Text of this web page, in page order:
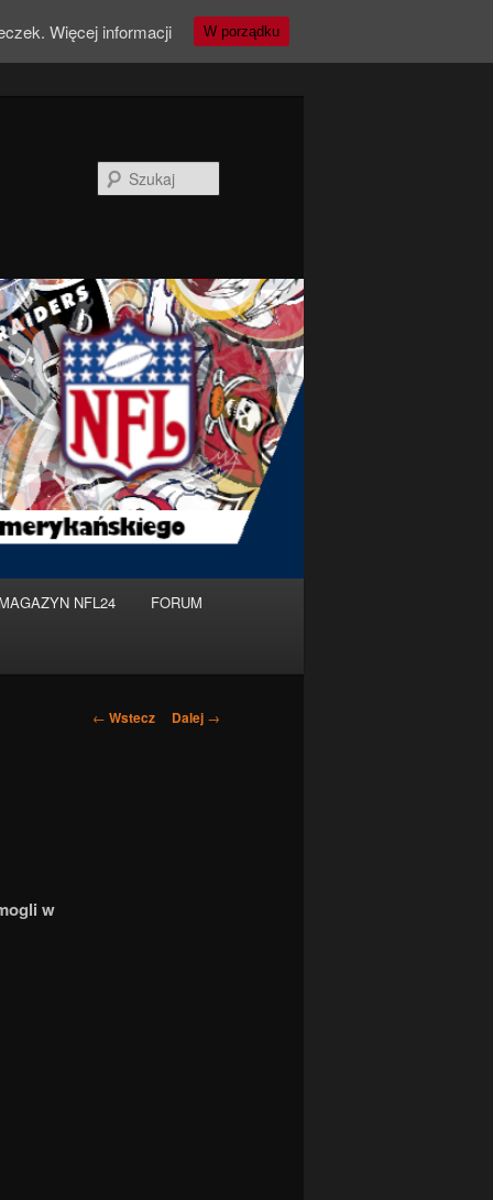
NFL24 FORUM
Nawigacja
← Wstecz Dalej →
w
Więcej informacji W porządku